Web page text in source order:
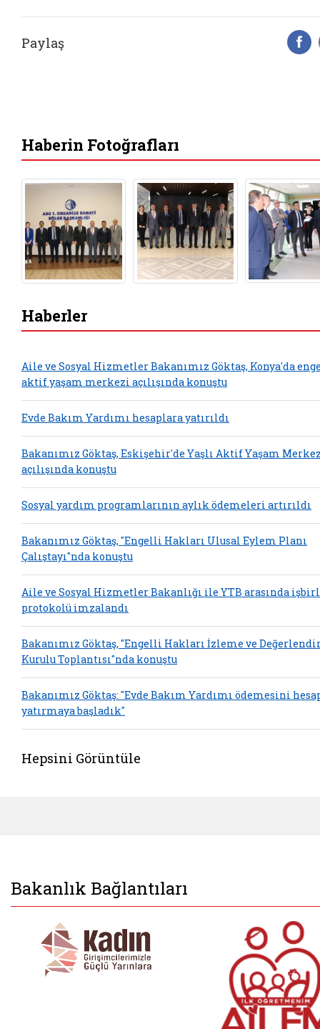
Paylaş
Haberin Fotoğrafları
Haberler
Aile ve Sosyal Hizmetler Bakanımız Göktaş, Konya'da
aktif yaşam merkezi açılışında konuştu
Evde Bakım Yardımı hesaplara yatırıldı
Bakanımız Göktaş, Eskişehir'de Yaşlı Aktif Yaşam
açılışında konuştu
Sosyal yardım programlarının aylık ödemeleri artırıldı
Bakanımız Göktaş, "Engelli Hakları Ulusal Eylem Planı
Çalıştayı"nda konuştu
Aile ve Sosyal Hizmetler Bakanlığı ile YTB arasında
protokolü imzalandı
Bakanımız Göktaş, "Engelli Hakları İzleme ve
Kurulu Toplantısı"nda konuştu
Bakanımız Göktaş: "Evde Bakım Yardımı ödemesini
yatırmaya başladık"
Hepsini Görüntüle
Bakanlık Bağlantıları